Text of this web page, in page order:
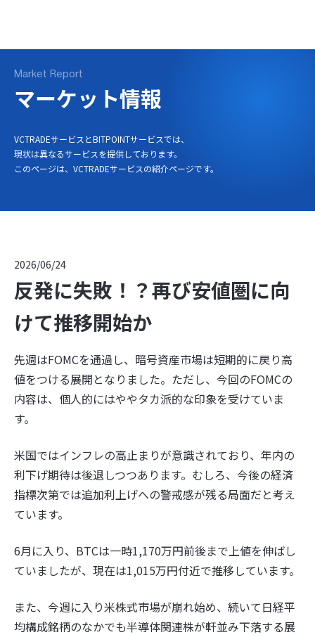
Market Report
マーケット情報
VCTRADEサービスとBITPOINTサービスでは、
現状は異なるサービスを提供しております。
このページは、VCTRADEサービスの紹介ページです。
2026/06/24
反発に失敗！？再び安値圏に向
けて推移開始か
先週はFOMCを通過し、暗号資産市場は短期的に戻り高
値をつける展開となりました。ただし、今回のFOMCの
内容は、個人的にはややタカ派的な印象を受けていま
す。
米国ではインフレの高止まりが意識されており、年内の
利下げ期待は後退しつつあります。むしろ、今後の経済
指標次第では追加利上げへの警戒感が残る局面だと考え
ています。
6月に入り、BTCは一時1,170万円前後まで上値を伸ばし
ていましたが、現在は1,015万円付近で推移しています。
また、今週に入り米株式市場が崩れ始め、続いて日経平
均構成銘柄のなかでも半導体関連株が軒並み下落する展